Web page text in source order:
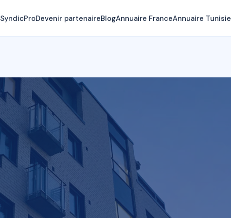
SyndicProDevenir partenaireBlogAnnuaire FranceAnnuaire Tunisie